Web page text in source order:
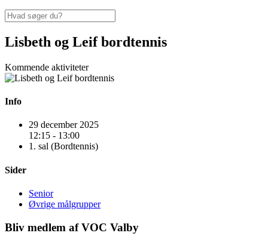
Lisbeth og Leif bordtennis
Kommende aktiviteter
Info
29 december 2025
12:15 - 13:00
1. sal (Bordtennis)
Sider
Senior
Øvrige målgrupper
Bliv medlem af VOC Valby